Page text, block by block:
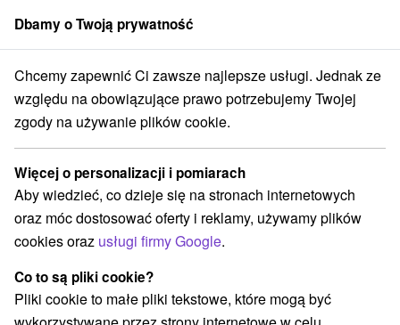
członek grupySorger
kraj Kremnické Bane Modrá chalúpka Kremnické Bane
Modrá chalúpka Kremnické Bane
Kremnické Bane
Zarezerwuj przez booking
REZERWACJA I WYBÓR OFERTY
Dbamy o Twoją prywatność
Chcemy zapewnić Ci zawsze najlepsze usługi. Jednak ze
względu na obowiązujące prawo potrzebujemy Twojej
zgody na używanie plików cookie.
Więcej o personalizacji i pomiarach
Aby wiedzieć, co dzieje się na stronach internetowych
oraz móc dostosować oferty i reklamy, używamy plików
cookies oraz usługi firmy Google.
Co to są pliki cookie?
Pliki cookie to małe pliki tekstowe, które mogą być